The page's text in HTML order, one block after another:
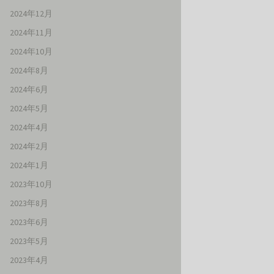
2024年12月
2024年11月
2024年10月
2024年8月
2024年6月
2024年5月
2024年4月
2024年2月
2024年1月
2023年10月
2023年8月
2023年6月
2023年5月
2023年4月